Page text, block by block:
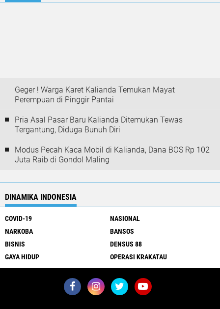
Geger ! Warga Karet Kalianda Temukan Mayat
Perempuan di Pinggir Pantai
Pria Asal Pasar Baru Kalianda Ditemukan Tewas
Tergantung, Diduga Bunuh Diri
Modus Pecah Kaca Mobil di Kalianda, Dana BOS Rp 102
Juta Raib di Gondol Maling
DINAMIKA INDONESIA
COVID-19
NASIONAL
NARKOBA
BANSOS
BISNIS
DENSUS 88
GAYA HIDUP
OPERASI KRAKATAU